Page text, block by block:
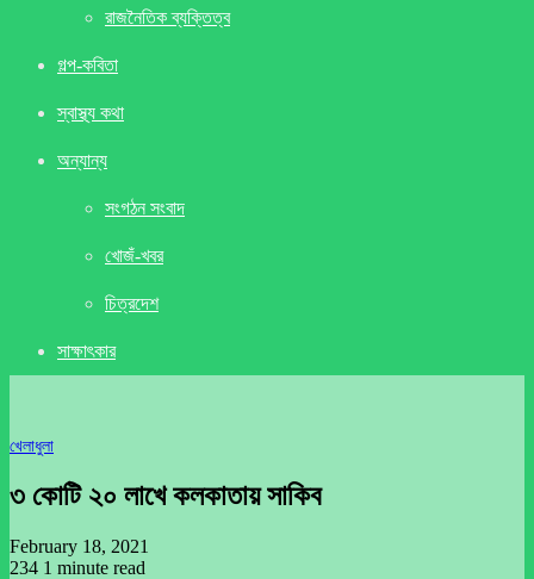
রাজনৈতিক ব্যক্তিত্ব
গল্প-কবিতা
স্বাস্থ্য কথা
অন্যান্য
সংগঠন সংবাদ
খােজঁ-খবর
চিত্রদেশ
সাক্ষাৎকার
খেলাধুলা
৩ কোটি ২০ লাখে কলকাতায় সাকিব
February 18, 2021
234 1 minute read